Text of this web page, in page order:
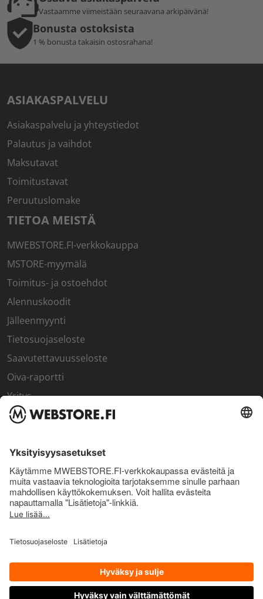
Vastaamme viimeistään seuraavana arkipäivänä!
Bonusta ostoksista
1 % bonusta takaisin ostosrahana!
ASIAKASPALVELU
Asiakaspalvelu ja yhteystiedot
Palautus ja vaihdot
Maksutavat
Toimitustavat
Peruutuslomake
TIETOA MEISTÄ
MWEBSTORE.FI-verkkokauppa
MSTORE-myymälä
Toimitus- ja ostoehdot
Alennuskoodit
Jälleenmyynti
Tietosuojaseloste
Saavutettavuusseloste
Oiva-raportti
Yritys
SISÄPIIRI
Sisäpiirin bonusohjelma
Uutiskirje
Uutiset ja artikkelit